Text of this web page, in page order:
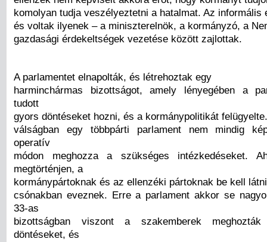
komolyan tudja veszélyeztetni a hatalmat. Az informális
és voltak ilyenek – a miniszterelnök, a kormányzó, a
gazdasági érdekeltségek vezetése között zajlottak.
A parlamentet elnapolták, és létrehoztak egy
harminchármas bizottságot, amely lényegében a
tudott
gyors döntéseket hozni, és a kormánypolitikát
válságban egy többpárti parlament nem mindig
operatív
módon meghozza a szükséges intézkedéseket.
megtörténjen, a
kormánypártoknak és az ellenzéki pártoknak be kell
csónakban eveznek. Erre a parlament akkor se
33-as
bizottságban viszont a szakemberek
döntéseket, és